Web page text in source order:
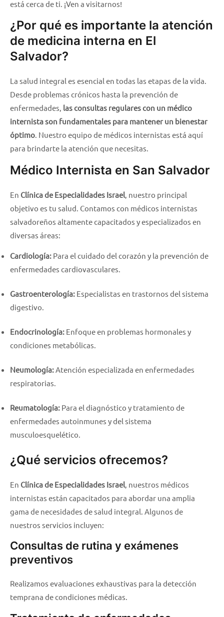
está cerca de ti. ¡Ven a visitarnos!
¿Por qué es importante la atención
de medicina interna en El
Salvador?
La salud integral es esencial en todas las etapas de la vida.
Desde problemas crónicos hasta la prevención de
enfermedades, las consultas regulares con un médico
internista son fundamentales para mantener un bienestar
óptimo. Nuestro equipo de médicos internistas está aquí
para brindarte la atención que necesitas.
Médico Internista en San Salvador
En Clínica de Especialidades Israel, nuestro principal
objetivo es tu salud. Contamos con médicos internistas
salvadoreños altamente capacitados y especializados en
diversas áreas:
Cardiología: Para el cuidado del corazón y la prevención de
enfermedades cardiovasculares.
Gastroenterología: Especialistas en trastornos del sistema
digestivo.
Endocrinología: Enfoque en problemas hormonales y
condiciones metabólicas.
Neumología:Atención especializada en enfermedades
respiratorias.
Reumatología: Para el diagnóstico y tratamiento de
enfermedades autoinmunes y del sistema
musculoesquelético.
¿Qué servicios ofrecemos?
En Clínica de Especialidades Israel , nuestros médicos
internistas están capacitados para abordar una amplia
gama de necesidades de salud integral. Algunos de
nuestros servicios incluyen:
Consultas de rutina y exámenes
preventivos
Realizamos evaluaciones exhaustivas para la detección
temprana de condiciones médicas.